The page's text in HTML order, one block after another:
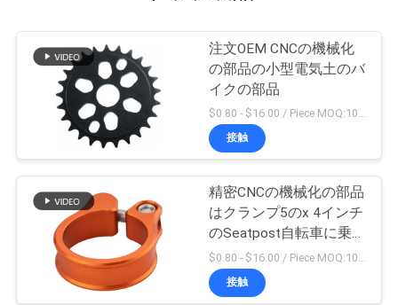
注文OEM CNCの機械化
の部品の小型電気土のバ
イクの部品
$0.80 - $16.00 / Piece MOQ:10部分
接触
精密CNCの機械化の部品
はクランプ5のx 4インチ
のSeatpost自転車に乗
る
$0.80 - $16.00 / Piece MOQ:10部分
接触